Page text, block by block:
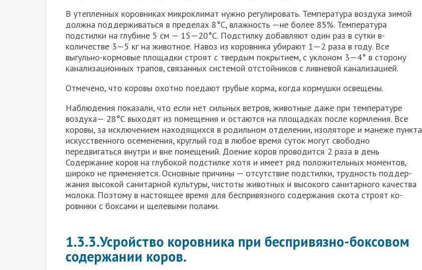
В утепленных коровниках микроклимат нужно регули­ровать. Температура воздуха зимой
должна поддерживаться в пределах 8°С, влажность —не более 85%. Температура
подстилки на глубине 5 см — 15—20°С. Подстилку добавля­ют один раз в сутки в-
количестве 3—5 кг на животное. Навоз из коровника убирают 1—2 раза в году. Все
выгульно-кормовые площадки строят с твердым покрытием, с укло­ном 3—4° в сторону
канализационных трапов, связанных системой отстойников с ливневой канализацией.
Отмечено, что коровы охотно поедают грубые корма, когда кормушки освещены.
Наблюдения показали, что если нет сильных ветров, животные даже при температуре
возду­ха— 28°С выходят из помещения и остаются на площадках после кормления. Все
коровы, за исключением находящих­ся в родильном отделении, изоляторе и манеже пункта
ис­кусственного осеменения, круглый год в любое время суток могут свободно
передвигаться внутри и вне помещений. Доение коров проводится 2 раза в день
Содержание коров на глубокой подстилке хотя и имеет ряд положительных моментов,
широко не применяется. Ос­новные причины — отсутствие подстилки, трудность поддер­
жания высокой санитарной культуры, чистоты животных и высокого санитарного качества
молока. Поэтому в настоя­щее время для беспривязного содержания скота строят ко­
ровники с боксами и щелевыми полами.
1.3.3.Усройство коровника при беспривязно-боксовом
содержании коров.